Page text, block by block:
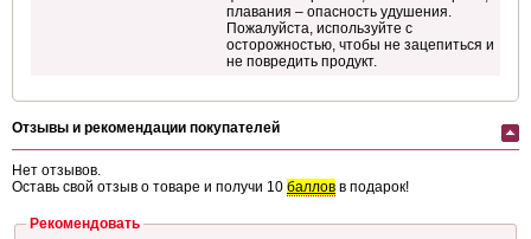
плавания – опасность удушения.
Пожалуйста, используйте с
осторожностью, чтобы не зацепиться и
не повредить продукт.
Отзывы и рекомендации покупателей
Нет отзывов.
Оставь свой отзыв о товаре и получи 10 баллов в подарок!
Рекомендовать